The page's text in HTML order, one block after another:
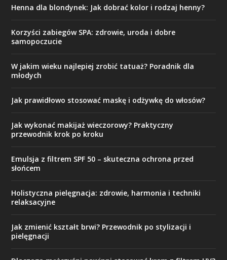
Henna dla blondynek: Jak dobrać kolor i rodzaj henny?
Korzyści zabiegów SPA: zdrowie, uroda i dobre
samopoczucie
W jakim wieku najlepiej zrobić tatuaż? Poradnik dla
młodych
Jak prawidłowo stosować maskę i odżywkę do włosów?
Jak wykonać makijaż wieczorowy? Praktyczny
przewodnik krok po kroku
Emulsja z filtrem SPF 50 – skuteczna ochrona przed
słońcem
Holistyczna pielęgnacja: zdrowie, harmonia i techniki
relaksacyjne
Jak zmienić kształt brwi? Przewodnik po stylizacji i
pielęgnacji